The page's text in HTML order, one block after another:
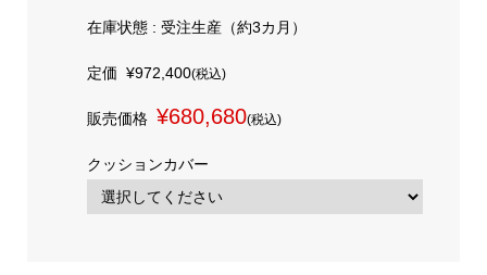
在庫状態 : 受注生産（約3カ月）
定価 ¥972,400(税込)
販売価格 ¥680,680(税込)
クッションカバー